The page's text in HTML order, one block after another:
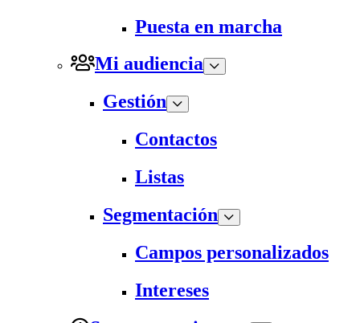
Puesta en marcha
Mi audiencia
Gestión
Contactos
Listas
Segmentación
Campos personalizados
Intereses